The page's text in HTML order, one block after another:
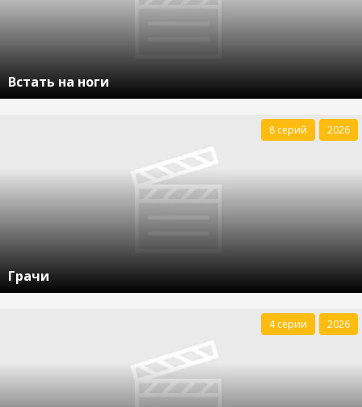
Встать на ноги
Грачи
8 серий 2026
4 серии 2026